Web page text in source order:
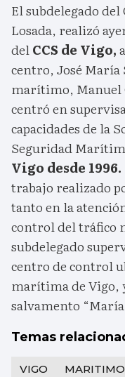
El subdelegado
Losada, realizó
delCCS de Vigo,
centro, José María
marítimo, Manuel
centró en
capacidades de la
Seguridad
Vigo desde 1996.
trabajo realizado
tanto en la
control del tráfico
subdelegado
centro de control
marítima de Vigo,
salvamento
Temas
VIGO MARITIMO